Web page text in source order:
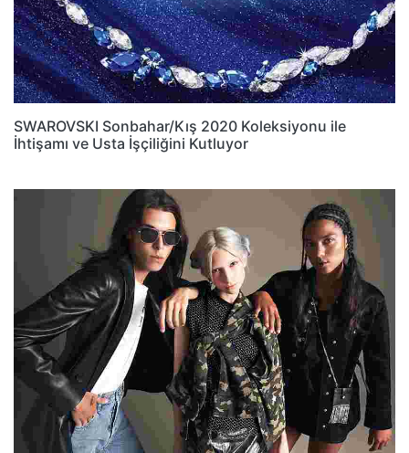
SWAROVSKI Sonbahar/Kış 2020 Koleksiyonu ile
İhtişamı ve Usta İşçiliğini Kutluyor